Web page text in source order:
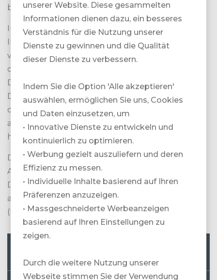
bieten.
In dieser Datenschutzerklärung erläutern wir
Ihnen, wie wir Ihre personenbezogenen Daten
verarbeiten, welche Rechte Sie haben und wie Sie
diese kontrollieren und verwalten können. Unsere
Datenbearbeitung kann allenfalls durch weitere
Datenschutzhinweise, wie insbesondere auch in
den Allgemeinen (Reise-)Bedingungen enthalten,
abgedeckt sein oder aus den Umständen
hervorgehen bzw. gesetzlich geregelt sein.
Diese Datenschutzerklärung entspricht den
Anforderungen des schweizerischen
Datenschutzrechts sowie – sofern und soweit
anwendbar – der Datenschutz-Grundverordnung
(DSGVO) der Europäischen Union.
BETROFFEN?
unserer Website. Diese gesammelten
Informationen dienen dazu, ein besseres
Verständnis für die Nutzung unserer
Dienste zu gewinnen und die Qualität
dieser Dienste zu verbessern.
Indem Sie die Option 'Alle akzeptieren'
auswählen, ermöglichen Sie uns, Cookies
und Daten einzusetzen, um
• Innovative Dienste zu entwickeln und
kontinuierlich zu optimieren.
• Werbung gezielt auszuliefern und deren
Effizienz zu messen.
• Individuelle Inhalte basierend auf Ihren
Präferenzen anzuzeigen.
• Massgeschneiderte Werbeanzeigen
basierend auf Ihren Einstellungen zu
zeigen.
Durch die weitere Nutzung unserer
Webseite stimmen Sie der Verwendung